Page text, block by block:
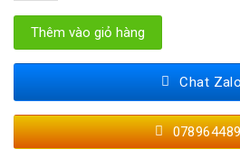
Dày
số
lượng
Thêm vào giỏ hàng
Chat Zalo